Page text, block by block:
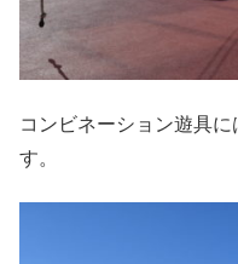
コンビネーション遊具
す。